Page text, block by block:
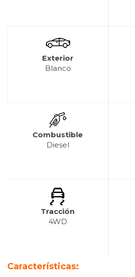
Exterior
Blanco
Combustible
Diesel
Tracción
4WD
Características: